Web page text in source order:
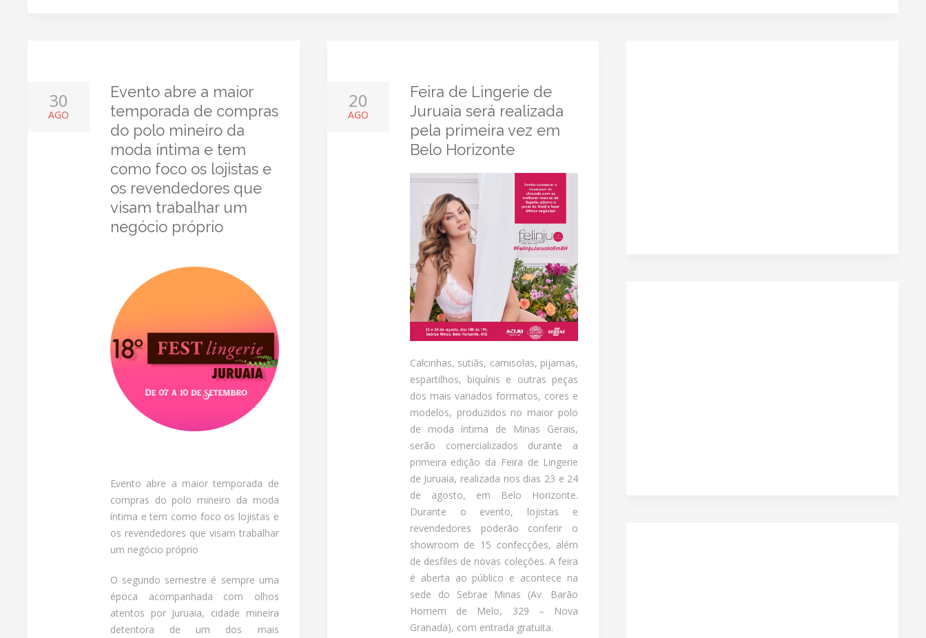
30
AGO
Evento abre a maior
temporada de compras
do polo mineiro da
moda íntima e tem
como foco os lojistas e
os revendedores que
visam trabalhar um
negócio próprio
Evento abre a maior temporada de
compras do polo mineiro da moda
íntima e tem como foco os lojistas e
os revendedores que visam trabalhar
um negócio próprio
O segundo semestre é sempre uma
época acompanhada com olhos
atentos por Juruaia, cidade mineira
detentora de um dos mais
20
AGO
Feira de Lingerie de
Juruaia será realizada
pela primeira vez em
Belo Horizonte
Calcinhas, sutiãs, camisolas, pijamas,
espartilhos, biquínis e outras peças
dos mais variados formatos, cores e
modelos, produzidos no maior polo
de moda íntima de Minas Gerais,
serão comercializados durante a
primeira edição da Feira de Lingerie
de Juruaia, realizada nos dias 23 e 24
de agosto, em Belo Horizonte.
Durante o evento, lojistas e
revendedores poderão conferir o
showroom de 15 confecções, além
de desfiles de novas coleções. A feira
é aberta ao público e acontece na
sede do Sebrae Minas (Av. Barão
Homem de Melo, 329 – Nova
Granada), com entrada gratuita.